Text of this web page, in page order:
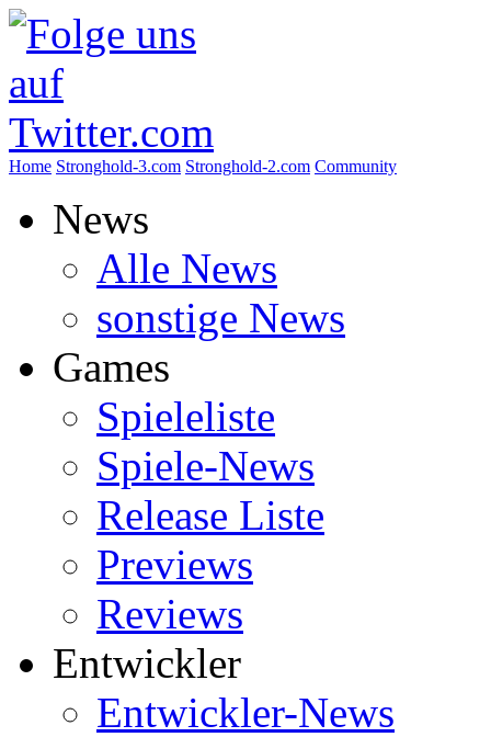
Home Stronghold-3.com Stronghold-2.com Community
News
Alle News
sonstige News
Games
Spieleliste
Spiele-News
Release Liste
Previews
Reviews
Entwickler
Entwickler-News